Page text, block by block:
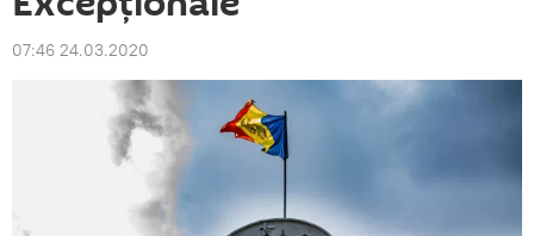
07:46 24.03.2020